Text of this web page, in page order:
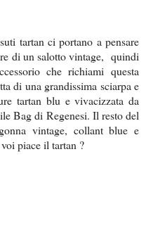
tartan ci portano a pensare
di un salotto vintage, quindi
che richiami questa
di una grandissima sciarpa e
tartan blu e vivacizzata da
Bag di Regenesi. Il resto del
vintage, collant blue e
piace il tartan ?